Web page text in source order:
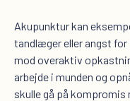
Akupunktur kan
tandlæger eller angst for
mod overaktiv
arbejde i munden og
skulle gå på kompromis